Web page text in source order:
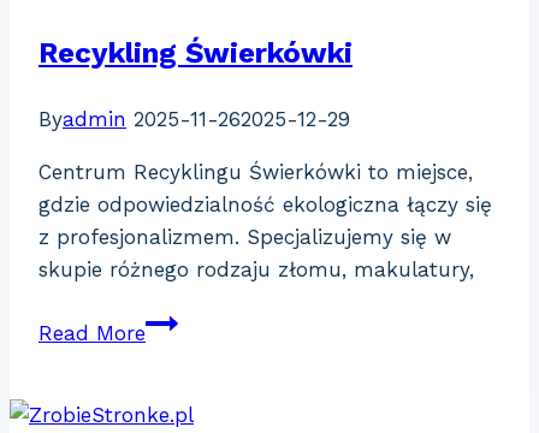
Recykling Świerkówki
Byadmin 2025-11-262025-12-29
Centrum Recyklingu Świerkówki to miejsce,
gdzie odpowiedzialność ekologiczna łączy się
z profesjonalizmem. Specjalizujemy się w
skupie różnego rodzaju złomu, makulatury,
Read MoreRecykling